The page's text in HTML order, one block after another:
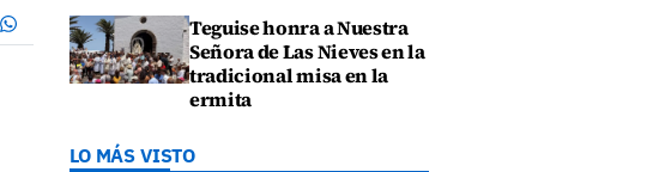
Teguise honra a Nuestra
Señora de Las Nieves en la
tradicional misa en la
ermita
LO MÁS VISTO